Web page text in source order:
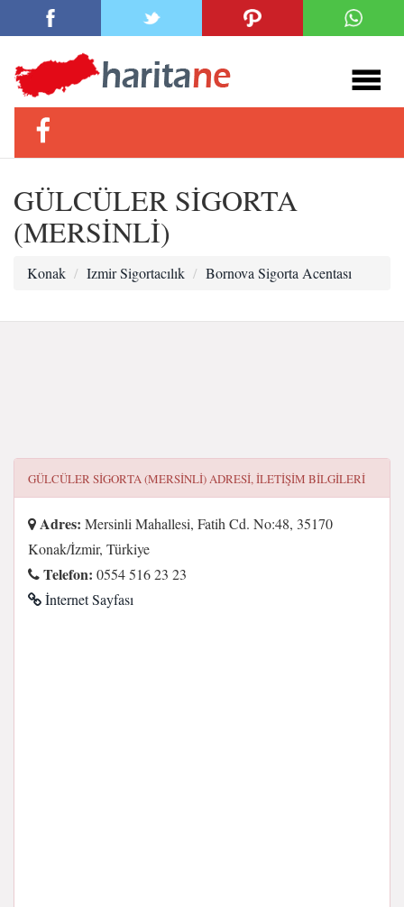
GÜLCÜLER SİGORTA
(MERSİNLİ)
Konak Izmir Sigortacılık Bornova Sigorta Acentası
GÜLCÜLER SİGORTA (MERSİNLİ)ADRESI, ILETIŞIM BILGILERI
Adres: Mersinli Mahallesi, Fatih Cd. No:48, 35170
Konak/İzmir, Türkiye
Telefon: 0554 516 23 23
İnternet Sayfası